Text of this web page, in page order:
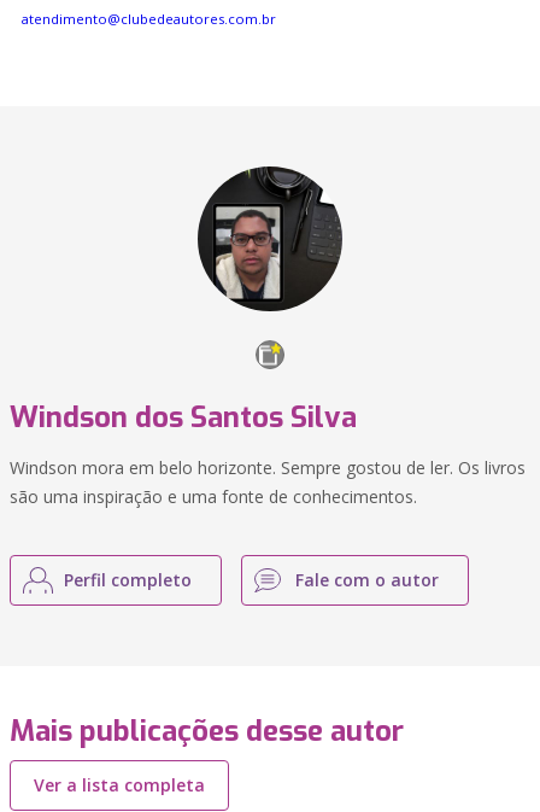
atendimento@clubedeautores.com.br
Windson dos Santos Silva
Windson mora em belo horizonte. Sempre gostou de ler. Os livros
são uma inspiração e uma fonte de conhecimentos.
Perfil completo Fale com o autor
Mais publicações desse autor
Ver a lista completa